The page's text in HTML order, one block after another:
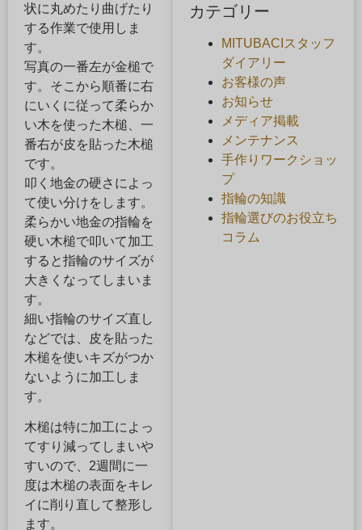
状に丸めたり曲げたり
する作業で使用しま
す。
写真の一番左が金槌で
す。そこから順番に右
にいくに従って柔らか
い木を使った木槌、一
番右が皮を貼った木槌
です。
叩く地金の硬さによっ
て使い分けをします。
柔らかい地金の指輪を
硬い木槌で叩いて加工
すると指輪のサイズが
大きくなってしまいま
す。
細い指輪のサイズ直し
などでは、皮を貼った
木槌を使いキズがつか
ないように加工しま
す。
木槌は特に加工によっ
てすり減ってしまいや
すいので、2週間に一
度は木槌の表面をキレ
イに削り直して整形し
ます。
カテゴリー
MITUBACIスタッフ
ダイアリー
お客様の声
お知らせ
メディア掲載
メンテナンス
手作りワークショッ
プ
指輪の知識
指輪選びのお役立ち
コラム